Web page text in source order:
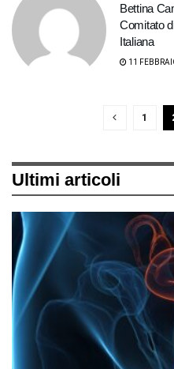
Bettina
Comitato
Italiana
11
1
Ultimi articoli